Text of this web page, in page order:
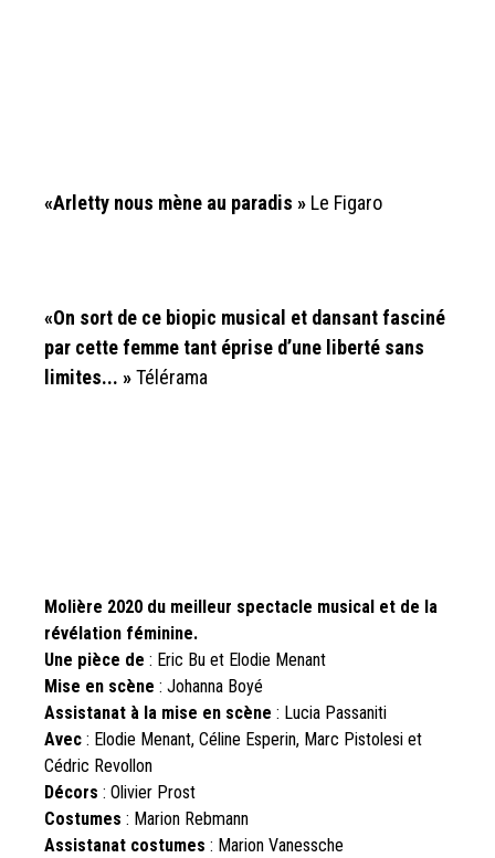
«Arletty nous mène au paradis » Le Figaro
«On sort de ce biopic musical et dansant fasciné
par cette femme tant éprise d’une liberté sans
limites... »Télérama
Molière 2020 du meilleur spectacle musical et de la
révélation féminine.
Une pièce de : Eric Bu et Elodie Menant
Mise en scène : Johanna Boyé
Assistanat à la mise en scène : Lucia Passaniti
Avec : Elodie Menant, Céline Esperin, Marc Pistolesi et
Cédric Revollon
Décors : Olivier Prost
Costumes : Marion Rebmann
Assistanat costumes : Marion Vanessche